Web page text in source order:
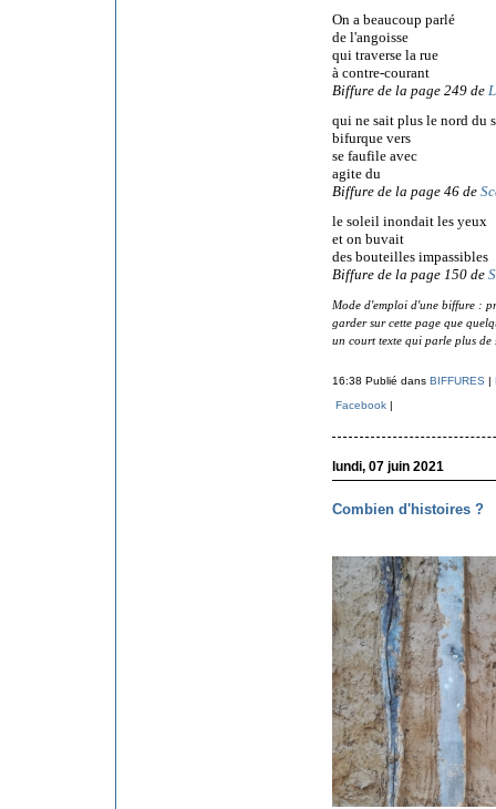
On a beaucoup parlé
de l'angoisse
qui traverse la rue
à contre-courant
Biffure de la page 249 de
qui ne sait plus le nord du
bifurque vers
se faufile avec
agite du
Biffure de la page 46 de
le soleil inondait les yeux
et on buvait
des bouteilles impassibles
Biffure de la page 150 de
Mode d'emploi d'une biffure :
garder sur cette page que
un court texte qui parle plus de
16:38 Publié dans BIFFURES |
Facebook|
lundi, 07 juin 2021
Combien d'histoires ?